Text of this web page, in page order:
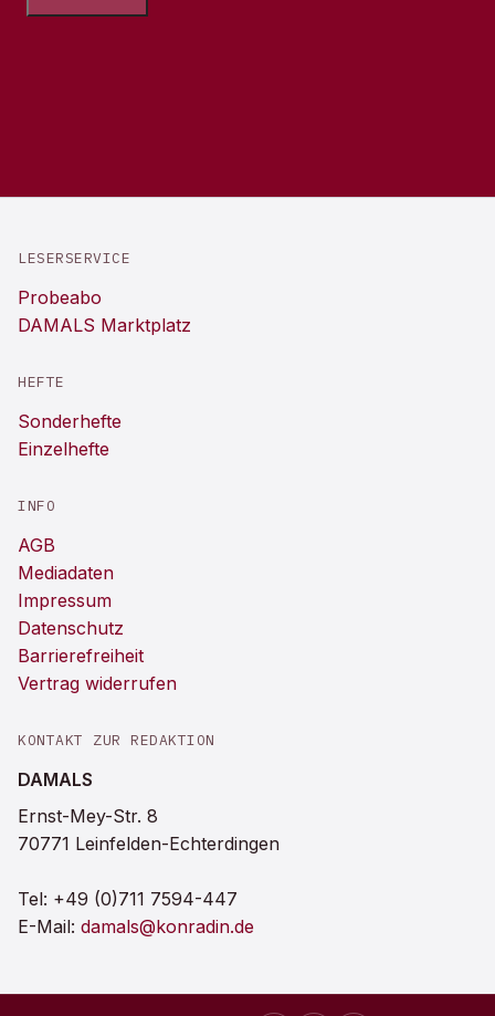
LESERSERVICE
Probeabo
DAMALS Marktplatz
HEFTE
Sonderhefte
Einzelhefte
INFO
AGB
Mediadaten
Impressum
Datenschutz
Barrierefreiheit
Vertrag widerrufen
KONTAKT ZUR REDAKTION
DAMALS
Ernst-Mey-Str. 8
70771 Leinfelden-Echterdingen
Tel: +49 (0)711 7594-447
E-Mail: damals@konradin.de